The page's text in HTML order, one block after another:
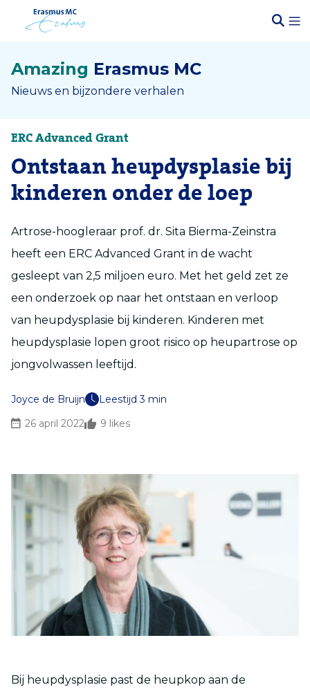
Amazing Erasmus MC
Nieuws en bijzondere verhalen
ERC Advanced Grant
Ontstaan heupdysplasie bij
kinderen onder de loep
Artrose-hoogleraar prof. dr. Sita Bierma-Zeinstra
heeft een ERC Advanced Grant in de wacht
gesleept van 2,5 miljoen euro. Met het geld zet ze
een onderzoek op naar het ontstaan en verloop
van heupdysplasie bij kinderen. Kinderen met
heupdysplasie lopen groot risico op heupartrose op
jongvolwassen leeftijd.
Joyce de Bruijn
Leestijd 3 min
26 april 2022
9 likes
Bij heupdysplasie past de heupkop aan de